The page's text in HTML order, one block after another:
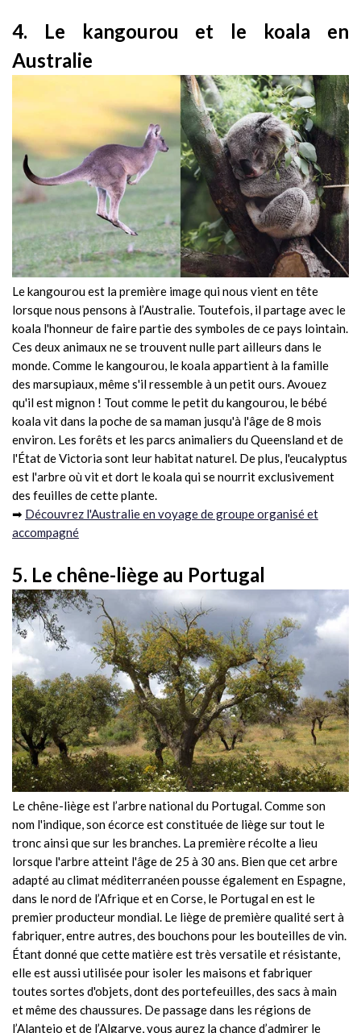
4. Le kangourou et le koala en
Australie
Le kangourou est la première image qui nous vient en tête
lorsque nous pensons à l’Australie. Toutefois, il partage avec le
koala l'honneur de faire partie des symboles de ce pays lointain.
Ces deux animaux ne se trouvent nulle part ailleurs dans le
monde. Comme le kangourou, le koala appartient à la famille
des marsupiaux, même s'il ressemble à un petit ours. Avouez
qu'il est mignon ! Tout comme le petit du kangourou, le bébé
koala vit dans la poche de sa maman jusqu'à l'âge de 8 mois
environ. Les forêts et les parcs animaliers du Queensland et de
l'État de Victoria sont leur habitat naturel. De plus, l'eucalyptus
est l'arbre où vit et dort le koala qui se nourrit exclusivement
des feuilles de cette plante.
➡ Découvrez l'Australie en voyage de groupe organisé et
accompagné
5. Le chêne-liège au Portugal
Le chêne-liège est l’arbre national du Portugal. Comme son
nom l'indique, son écorce est constituée de liège sur tout le
tronc ainsi que sur les branches. La première récolte a lieu
lorsque l'arbre atteint l'âge de 25 à 30 ans. Bien que cet arbre
adapté au climat méditerranéen pousse également en Espagne,
dans le nord de l’Afrique et en Corse, le Portugal en est le
premier producteur mondial. Le liège de première qualité sert à
fabriquer, entre autres, des bouchons pour les bouteilles de vin.
Étant donné que cette matière est très versatile et résistante,
elle est aussi utilisée pour isoler les maisons et fabriquer
toutes sortes d'objets, dont des portefeuilles, des sacs à main
et même des chaussures. De passage dans les régions de
l’Alantejo et de l’Algarve, vous aurez la chance d’admirer le